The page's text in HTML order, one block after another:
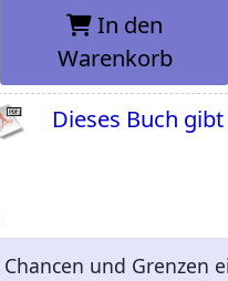
In den
Warenkorb
Dieses Buch
und Grenzen